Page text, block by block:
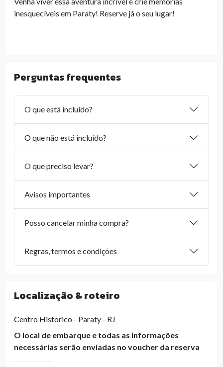
inesquecíveis em Paraty! Reserve já o seu lugar!
Perguntas frequentes
O que está incluído?
O que não está incluído?
O que preciso levar?
Avisos importantes
Posso cancelar minha compra?
Regras, termos e condições
Localização & roteiro
Centro Historico - Paraty - RJ
O local de embarque e todas as informações
necessárias serão enviadas no voucher da reserva